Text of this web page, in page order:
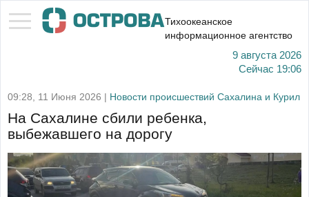
Тихоокеанское
информационное агентство
9 августа 2026
Сейчас 19:06
09:28, 11 Июня 2026 | Новости происшествий Сахалина и Курил
На Сахалине сбили ребенка,
выбежавшего на дорогу